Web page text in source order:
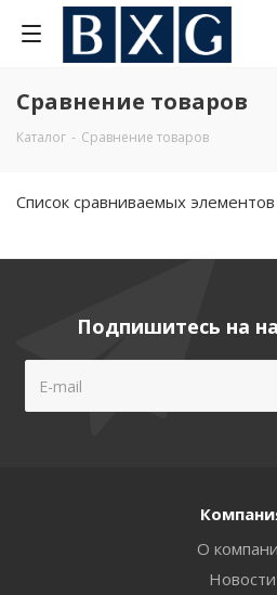
Сравнение товаров
Каталог - Сравнение товаров
Список сравниваемых элементов
Подпишитесь на
О
Новости